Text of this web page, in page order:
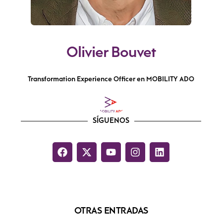
Olivier Bouvet
Transformation Experience Officer en MOBILITY ADO
SÍGUENOS
OTRAS ENTRADAS